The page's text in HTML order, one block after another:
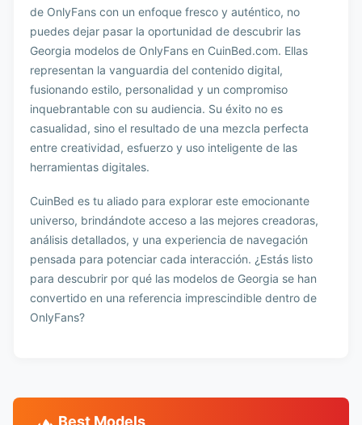
de OnlyFans con un enfoque fresco y auténtico, no
puedes dejar pasar la oportunidad de descubrir las
Georgia modelos de OnlyFans en CuinBed.com. Ellas
representan la vanguardia del contenido digital,
fusionando estilo, personalidad y un compromiso
inquebrantable con su audiencia. Su éxito no es
casualidad, sino el resultado de una mezcla perfecta
entre creatividad, esfuerzo y uso inteligente de las
herramientas digitales.
CuinBed es tu aliado para explorar este emocionante
universo, brindándote acceso a las mejores creadoras,
análisis detallados, y una experiencia de navegación
pensada para potenciar cada interacción. ¿Estás listo
para descubrir por qué las modelos de Georgia se han
convertido en una referencia imprescindible dentro de
OnlyFans?
Best Models